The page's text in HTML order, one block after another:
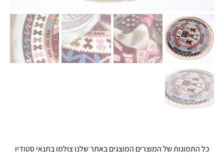
כל התמונות של המוצרים המוצגים באתר שלנו צולמו בתנאי סטודיו